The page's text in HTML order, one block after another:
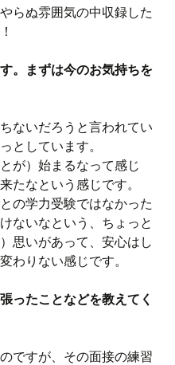
らぬ雰囲気の中収録した
。まずは今のお気持ちを
ないだろうと言われてい
としています。
が）始まるなって感じ
たなという感じです。
の学力受験ではなかった
ないなという、ちょっと
思いがあって、安心はし
わりない感じです。
ったことなどを教えてく
ですが、その面接の練習